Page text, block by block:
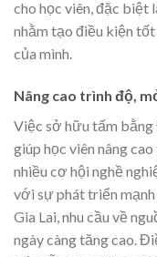
cho học viên, đặc biệt
nhằm tạo điều kiện
của mình.
Nâng cao trình độ,
Việc sở hữu tấm bằng
giúp học viên nâng
nhiều cơ hội nghề
với sự phát triển mạnh
Gia Lai, nhu cầu về
ngày càng tăng cao.